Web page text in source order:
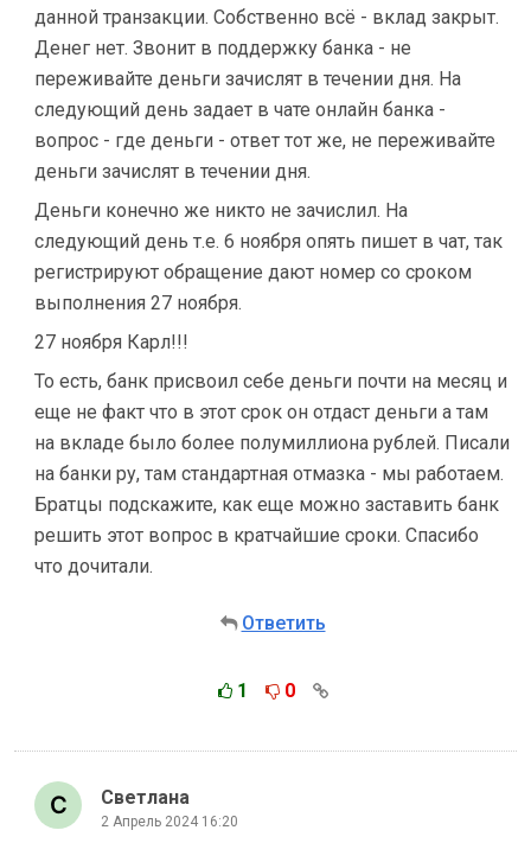
данной транзакции. Собственно всё - вклад закрыт.
Денег нет. Звонит в поддержку банка - не
переживайте деньги зачислят в течении дня. На
следующий день задает в чате онлайн банка -
вопрос - где деньги - ответ тот же, не переживайте
деньги зачислят в течении дня.
Деньги конечно же никто не зачислил. На
следующий день т.е. 6 ноября опять пишет в чат, так
регистрируют обращение дают номер со сроком
выполнения 27 ноября.
27 ноября Карл!!!
То есть, банк присвоил себе деньги почти на месяц и
еще не факт что в этот срок он отдаст деньги а там
на вкладе было более полумиллиона рублей. Писали
на банки ру, там стандартная отмазка - мы работаем.
Братцы подскажите, как еще можно заставить банк
решить этот вопрос в кратчайшие сроки. Спасибо
что дочитали.
Ответить
1 0
Светлана
2 Апрель 2024 16:20